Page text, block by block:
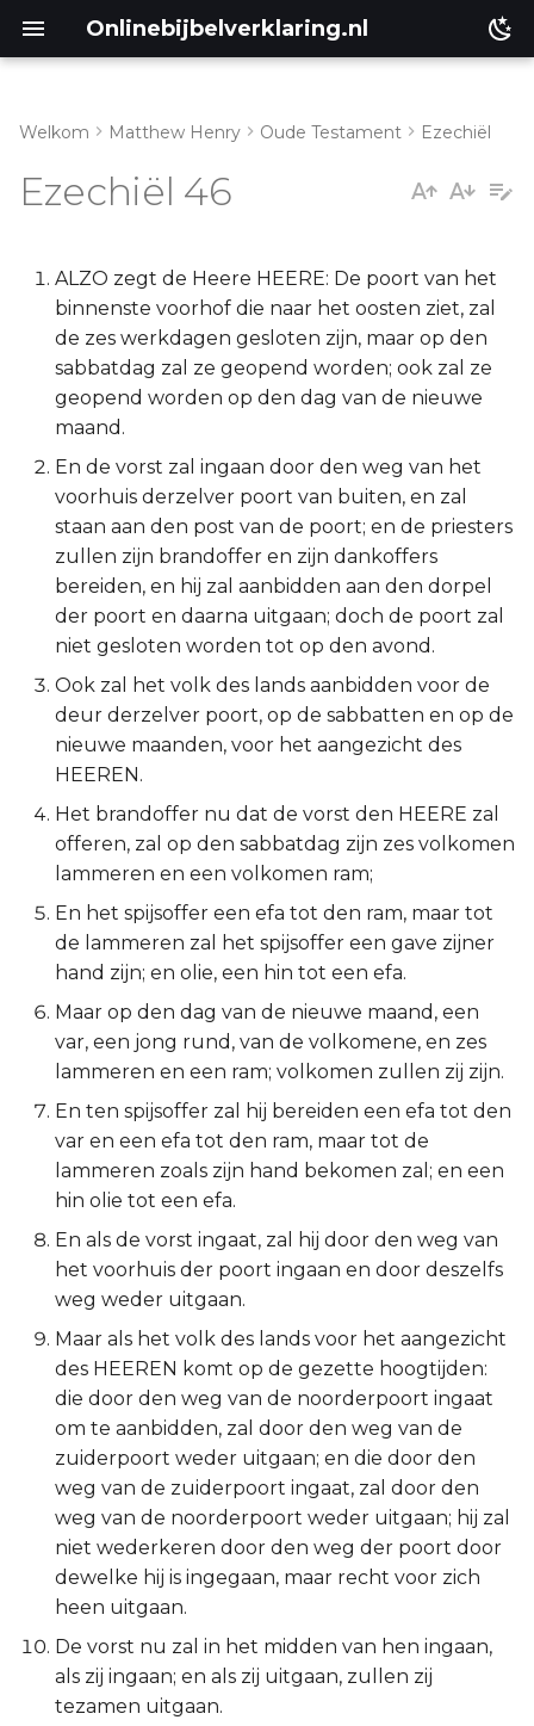
Onlinebijbelverklaring.nl
Ezechiël 46:16-18
Ezechiël 46:19-24
Lukas
Johannes
Handelingen
Romeinen
2 Korinthe
Galaten
Éfeze
Filipenzen
Kolossenzen
1 Thessalonicenzen
2 Thessalonicenzen
1 Timótheüs
2 Timótheüs
Filémon
Hebreeën
Jakobus
1 Petrus
2 Petrus
1 Johannes
2 Johannes
3 Johannes
Openbaring
Welkom Matthew Henry Oude Testament Ezechiël
Ezechiël 46
ALZO zegt de Heere HEERE: De poort van het
binnenste voorhof die naar het oosten ziet, zal
de zes werkdagen gesloten zijn, maar op den
sabbatdag zal ze geopend worden; ook zal ze
geopend worden op den dag van de nieuwe
maand.
En de vorst zal ingaan door den weg van het
voorhuis derzelver poort van buiten, en zal
staan aan den post van de poort; en de priesters
zullen zijn brandoffer en zijn dankoffers
bereiden, en hij zal aanbidden aan den dorpel
der poort en daarna uitgaan; doch de poort zal
niet gesloten worden tot op den avond.
Ook zal het volk des lands aanbidden voor de
deur derzelver poort, op de sabbatten en op de
nieuwe maanden, voor het aangezicht des
HEEREN.
Het brandoffer nu dat de vorst den HEERE zal
offeren, zal op den sabbatdag zijn zes volkomen
lammeren en een volkomen ram;
En het spijsoffer een efa tot den ram, maar tot
de lammeren zal het spijsoffer een gave zijner
hand zijn; en olie, een hin tot een efa.
Maar op den dag van de nieuwe maand, een
var, een jong rund, van de volkomene, en zes
lammeren en een ram; volkomen zullen zij zijn.
En ten spijsoffer zal hij bereiden een efa tot den
var en een efa tot den ram, maar tot de
lammeren zoals zijn hand bekomen zal; en een
hin olie tot een efa.
En als de vorst ingaat, zal hij door den weg van
het voorhuis der poort ingaan en door deszelfs
weg weder uitgaan.
Maar als het volk des lands voor het aangezicht
des HEEREN komt op de gezette hoogtijden:
die door den weg van de noorderpoort ingaat
om te aanbidden, zal door den weg van de
zuiderpoort weder uitgaan; en die door den
weg van de zuiderpoort ingaat, zal door den
weg van de noorderpoort weder uitgaan; hij zal
niet wederkeren door den weg der poort door
dewelke hij is ingegaan, maar recht voor zich
heen uitgaan.
De vorst nu zal in het midden van hen ingaan,
als zij ingaan; en als zij uitgaan, zullen zij
tezamen uitgaan.